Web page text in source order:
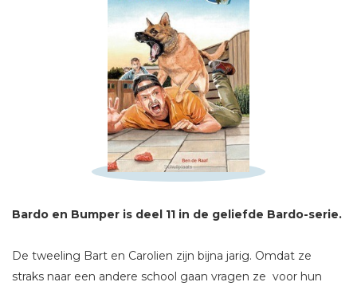
Bardo en Bumper is deel 11 in de geliefde Bardo-serie.
De tweeling Bart en Carolien zijn bijna jarig. Omdat ze
straks naar een andere school gaan vragen ze voor hun
Schrijf hieronder je review!
Titel *